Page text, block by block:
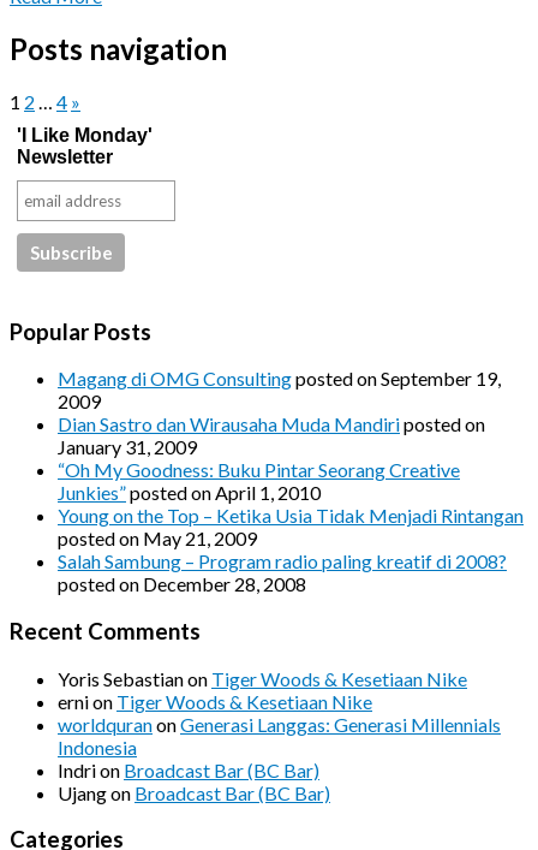
Posts navigation
1 2 … 4 »
'I Like Monday'
Newsletter
Popular Posts
Magang di OMG Consultingposted on September 19,
2009
Dian Sastro dan Wirausaha Muda Mandiriposted on
January 31, 2009
“Oh My Goodness: Buku Pintar Seorang Creative
Junkies”posted on April 1, 2010
Young on the Top – Ketika Usia Tidak Menjadi Rintangan
posted on May 21, 2009
Salah Sambung – Program radio paling kreatif di 2008?
posted on December 28, 2008
Recent Comments
Yoris Sebastianon Tiger Woods & Kesetiaan Nike
ernion Tiger Woods & Kesetiaan Nike
worldquranonGenerasi Langgas: Generasi Millennials
Indonesia
Indrion Broadcast Bar (BC Bar)
Ujangon Broadcast Bar (BC Bar)
Categories